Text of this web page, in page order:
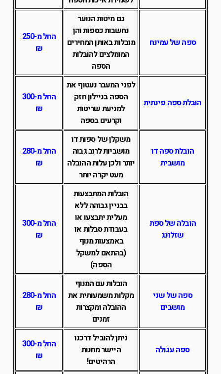
ספה של עמינח
גם מיטות הנוער
נחשבות כספות והן
מובלות באותן המחירים
המומלצים להובלות
הספה
החל מ-250
₪
הובלת ספה פינתית
לפני המעבר נעטוף את
הספה בניילון חזק
למניעת שריטות
וקרעים בספה
החל מ-300
₪
הובלת ספה דו
מושבית
משקלן של ספות דו
מושביות לרוב גבוה
יותר ולכן עלות ההובלה
מעט יקרה יותר
החל מ-280
₪
הובלה של ספת
שזלונג
הובלות המתבצעות
בבניין גבוהה ללא
מעלית יתבצעו או
בעבודת סבלות או
באמצעות מנוף
(בהתאם למשקל
הספה)
החל מ-300
₪
ספה של שני
מושבים
הובלות עם המנוף
מקלות משמעותית את
ההובלה ומקצרות
זמנים
החל מ-280
₪
ספה עגולה
ניתן להוביל דרכנו
היישר מחנות
הרהיטים!
החל מ-300
₪